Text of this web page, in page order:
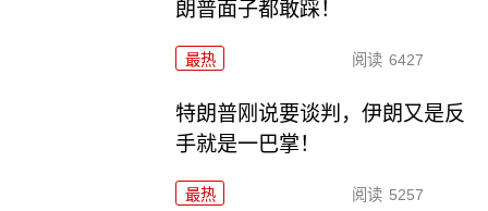
朗普面子都敢踩！
最热 阅读 6427
特朗普刚说要谈判，伊朗又是反
手就是一巴掌！
最热 阅读 5257